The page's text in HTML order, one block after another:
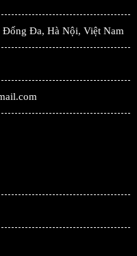
Đống Đa, Hà Nội, Việt Nam